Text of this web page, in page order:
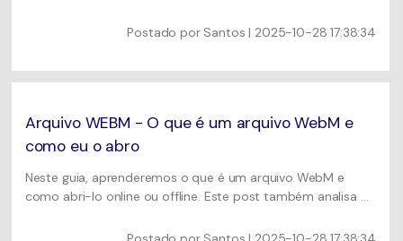
abrir seu vídeo DVR-MS.Postado por Santos | 2025-10-28 17:38:34
Arquivo WEBM - O que é um arquivo WebM e
como eu o abro
Neste guia, aprenderemos o que é um arquivo WebM e
como abri-lo online ou offline. Este post também analisa o
converter WebM para MP4 sem perdas.